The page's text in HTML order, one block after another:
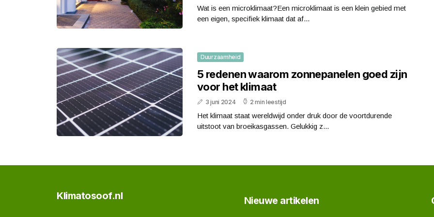
Wat is een microklimaat?Een microklimaat is een klein gebied met
een eigen, specifiek klimaat dat af...
Duurzaamheid
5 redenen waarom zonnepanelen goed zijn
voor het klimaat
3 juni 2024 2 min leestijd
Het klimaat staat wereldwijd onder druk door de voortdurende
uitstoot van broeikasgassen. Gelukkig z...
Klimatosoof.nl Nieuwe artikelen